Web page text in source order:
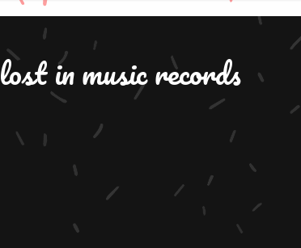
lost in music records